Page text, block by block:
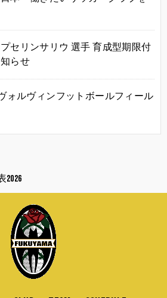
セリンサリウ 選手 育成型期限付
らせ
ォルヴィンフットボールフィール